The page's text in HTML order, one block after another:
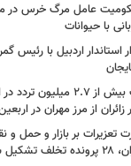
عامل مرگ خرس در
با حیوانات
استاندار اردبیل با
زائران از مرز مهران در
تعزیرات بر بازار و حمل و
تشکیل شد